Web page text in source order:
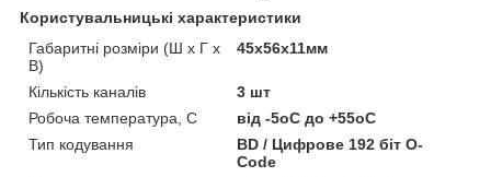
Користувальницькі характеристики
Габаритні розміри (Ш х Г х
В)
45х56х11мм
Кількість каналів
3 шт
Робоча температура, С
від -5оС до +55оС
Тип кодування
BD / Цифрове 192 біт O-
Code